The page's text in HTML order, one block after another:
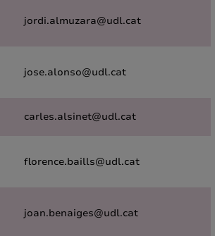
jordi.almuzara@udl.cat
jose.alonso@udl.cat
carles.alsinet@udl.cat
florence.baills@udl.cat
joan.benaiges@udl.cat